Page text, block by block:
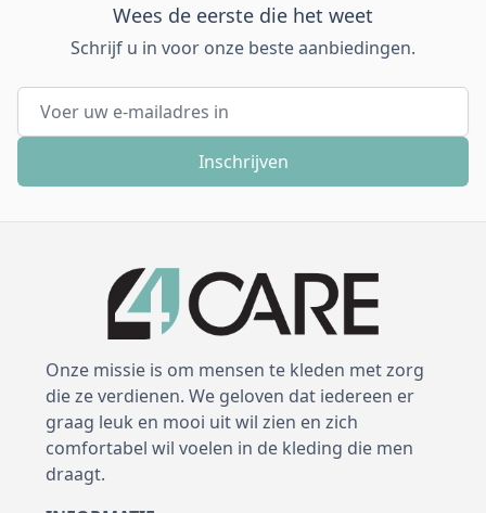
Wees de eerste die het weet
Schrijf u in voor onze beste aanbiedingen.
E-mail adres
Inschrijven
Onze missie is om mensen te kleden met zorg
die ze verdienen. We geloven dat iedereen er
graag leuk en mooi uit wil zien en zich
comfortabel wil voelen in de kleding die men
draagt.